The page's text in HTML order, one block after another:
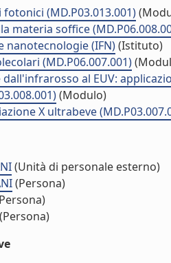
(MD.P03.013.001)
materia soffice
(IFN)(Istituto)
(MD.P06.007.001)
al EUV:
(Modulo)
X ultrabeve
(Unità di personale esterno)
(Persona)
(Persona)